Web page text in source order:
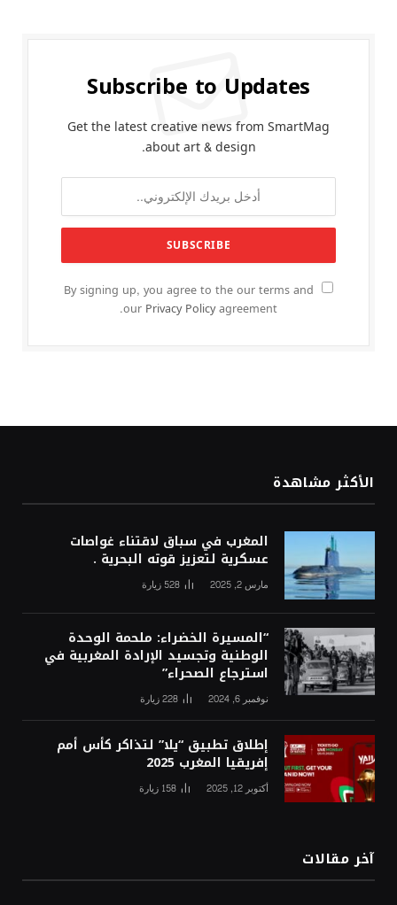
Subscribe to Updates
Get the latest creative news from SmartMag
about art & design.
By signing up, you agree to the our terms and
our Privacy Policyagreement.
الأكثر مشاهدة
المغرب في سباق لاقتناء غواصات
عسكرية لتعزيز قوته البحرية .
مارس 2, 2025 528 زيارة
“المسيرة الخضراء: ملحمة الوحدة
الوطنية وتجسيد الإرادة المغربية في
استرجاع الصحراء”
نوفمبر 6, 2024 228زيارة
إطلاق تطبيق “يلا” لتذاكر كأس أمم
إفريقيا المغرب 2025
أكتوبر 12, 2025 158 زيارة
آخر مقالات